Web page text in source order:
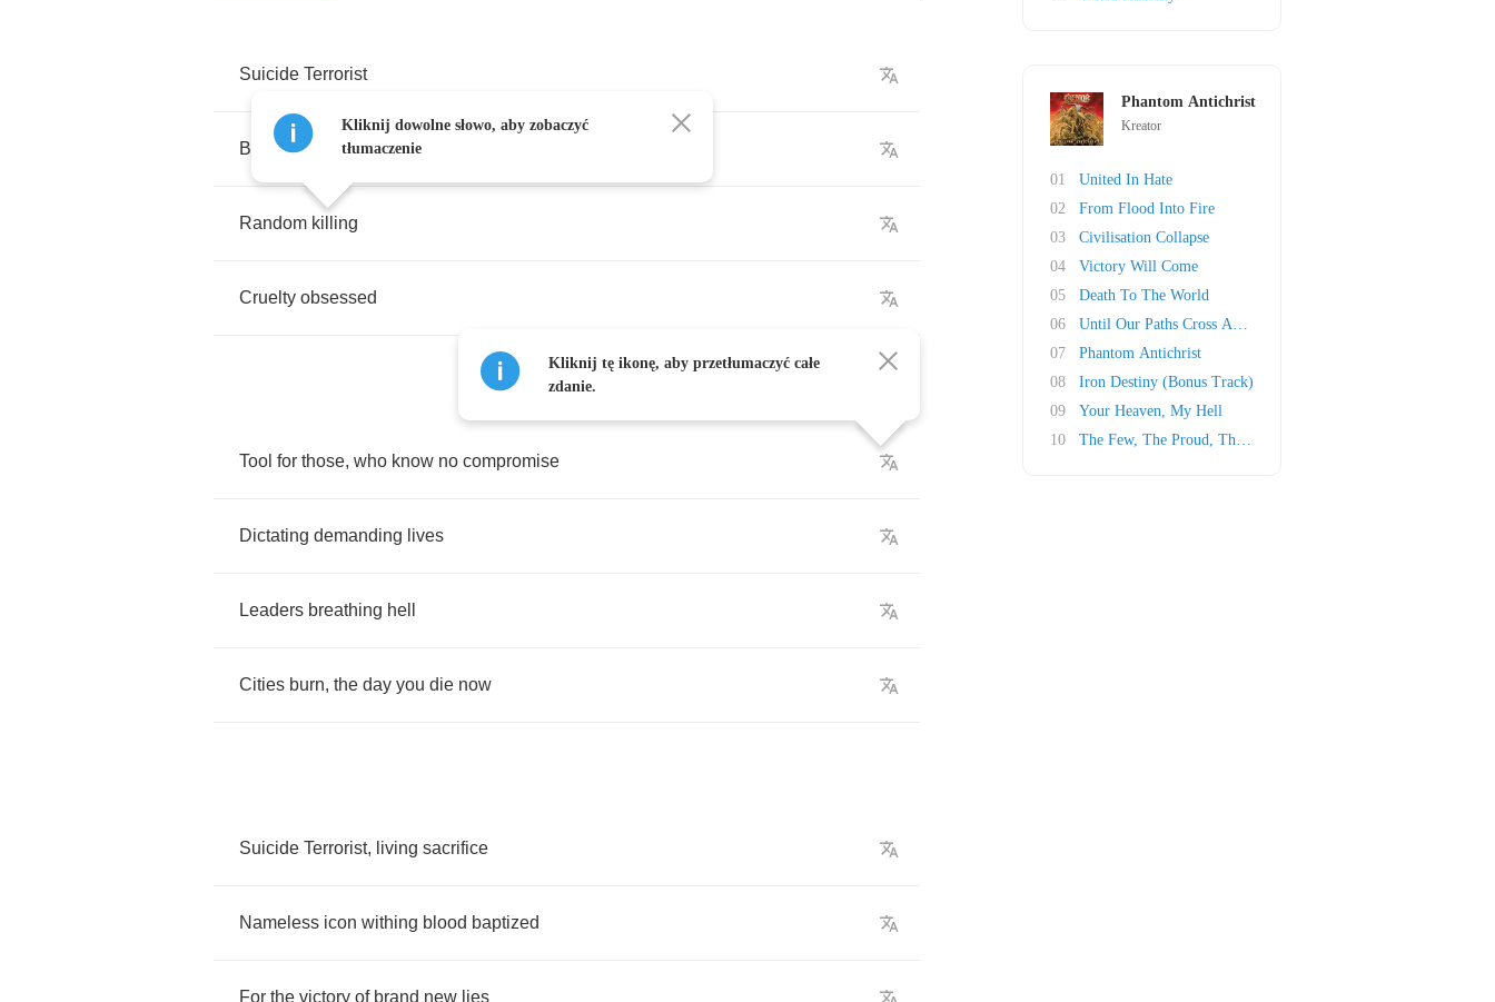
Suicide Terrorist
Bringing Worldwide death
Random killing
Cruelty obsessed
Tool for those, who know no compromise
Dictating demanding lives
Leaders breathing hell
Cities burn, the day you die now
Suicide Terrorist, living sacrifice
Nameless icon withing blood baptized
For the victory of brand new lies
Kliknij dowolne słowo, aby zobaczyć
tłumaczenie
Kliknij tę ikonę, aby przetłumaczyć całe
zdanie.
Phantom Antichrist
Kreator
01
United In Hate
02
From Flood Into Fire
03
Civilisation Collapse
04
Victory Will Come
05
Death To The World
06
Until Our Paths Cross Again
07
Phantom Antichrist
08
Iron Destiny (Bonus Track)
09
Your Heaven, My Hell
10
The Few, The Proud, The Broken